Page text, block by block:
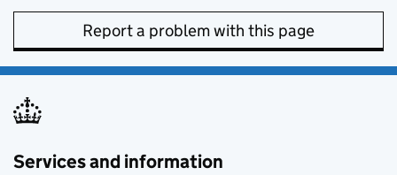
Report a problem with this page
Services and information